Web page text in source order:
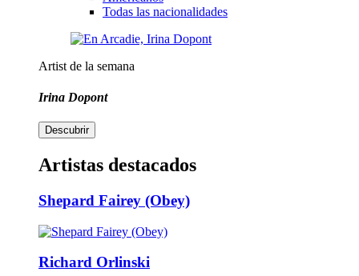
Todas las nacionalidades
Artist de la semana
Irina Dopont
Descubrir
Artistas destacados
Shepard Fairey (Obey)
Richard Orlinski